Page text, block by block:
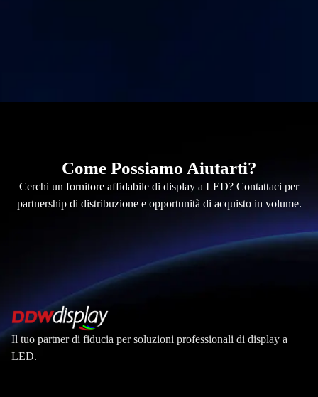
Come Possiamo Aiutarti?
Cerchi un fornitore affidabile di display a LED? Contattaci per
partnership di distribuzione e opportunità di acquisto in volume.
Il tuo partner di fiducia per soluzioni professionali di display a
LED.